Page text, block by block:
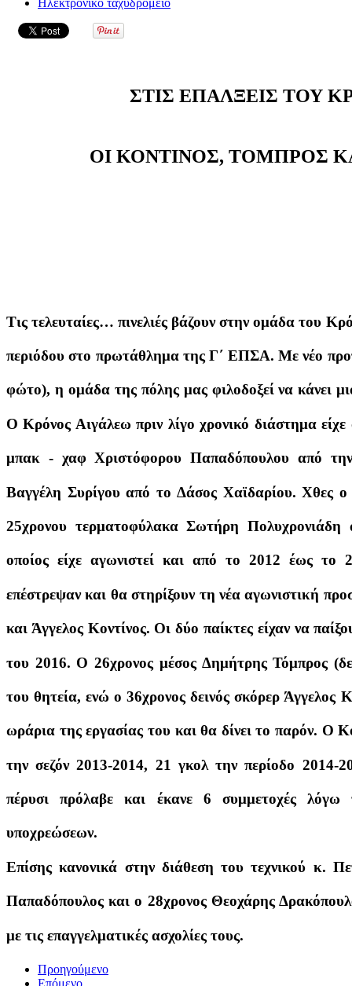
ΣΤΙΣ ΕΠΑΛΞΕΙΣ ΤΟΥ
ΟΙ ΚΟΝΤΙΝΟΣ, ΤΟΜΠΡΟΣ
Τις τελευταίες… πινελιές βάζουν στην ομάδα του
περιόδου στο πρωτάθλημα της Γ΄ ΕΠΣΑ. Με νέο
φώτο), η ομάδα της πόλης μας φιλοδοξεί να κάνει
Ο Κρόνος Αιγάλεω πριν λίγο χρονικό διάστημα
μπακ - χαφ Χριστόφορου Παπαδόπουλου από
Βαγγέλη Συρίγου από το Δάσος Χαϊδαρίου. Χθες
25χρονου τερματοφύλακα Σωτήρη
οποίος είχε αγωνιστεί και από το 2012 έως το
επέστρεψαν και θα στηρίξουν τη νέα αγωνιστική
και Άγγελος Κοντίνος. Οι δύο παίκτες είχαν να
του 2016. Ο 26χρονος μέσος Δημήτρης Τόμπρος
του θητεία, ενώ ο 36χρονος δεινός σκόρερ Άγγελος
ωράρια της εργασίας του και θα δίνει το παρόν. Ο
την σεζόν 2013-2014, 21 γκολ την περίοδο 2014-
πέρυσι πρόλαβε και έκανε 6 συμμετοχές λόγω
υποχρεώσεων.
Επίσης κανονικά στην διάθεση του τεχνικού κ.
Παπαδόπουλος και ο 28χρονος Θεοχάρης
με τις επαγγελματικές ασχολίες τους.
Προηγούμενο
Επόμενο